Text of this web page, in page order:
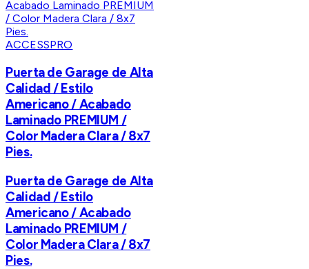
ACCESSPRO
Puerta de Garage de Alta
Calidad / Estilo
Americano / Acabado
Laminado PREMIUM /
Color Madera Clara / 8x7
Pies.
Puerta de Garage de Alta
Calidad / Estilo
Americano / Acabado
Laminado PREMIUM /
Color Madera Clara / 8x7
Pies.